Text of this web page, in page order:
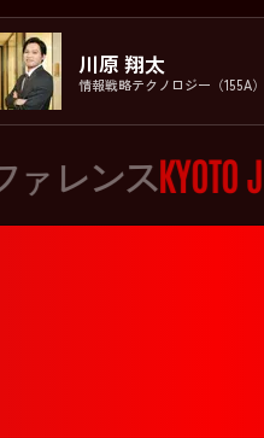
川原 翔太
情報戦略テクノロジー（155A
レンスKYOTO